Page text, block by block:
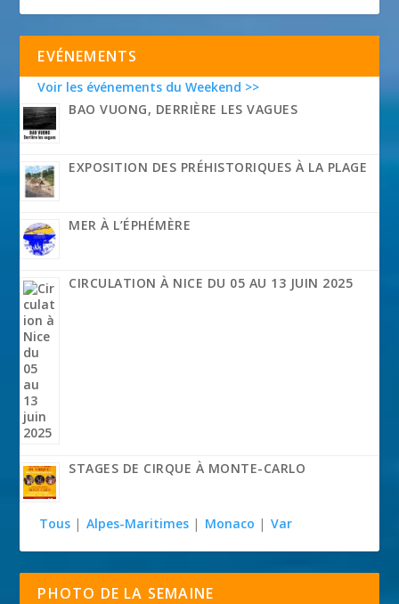
EVÉNEMENTS
Voir les événements du Weekend >>
BAO VUONG, DERRIÈRE LES VAGUES
EXPOSITION DES PRÉHISTORIQUES À LA PLAGE
MER À L’ÉPHÉMÈRE
CIRCULATION À NICE DU 05 AU 13 JUIN 2025
STAGES DE CIRQUE À MONTE-CARLO
Tous | Alpes-Maritimes | Monaco | Var
PHOTO DE LA SEMAINE